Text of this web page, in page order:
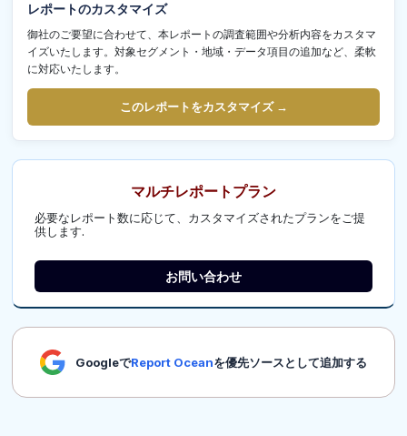
レポートのカスタマイズ
御社のご要望に合わせて、本レポートの調査範囲や分析内容をカスタマ
イズいたします。対象セグメント・地域・データ項目の追加など、柔軟
に対応いたします。
このレポートをカスタマイズ →
マルチレポートプラン
必要なレポート数に応じて、カスタマイズされたプランをご提
供します.
お問い合わせ
GoogleでReport Oceanを優先ソースとして追加する